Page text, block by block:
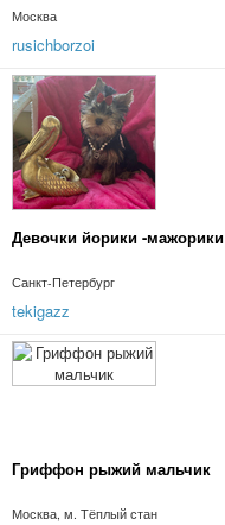
Москва
rusichborzoi
Девочки йорики -мажорики
Санкт-Петербург
tekigazz
Гриффон рыжий мальчик
Москва, м. Тёплый стан